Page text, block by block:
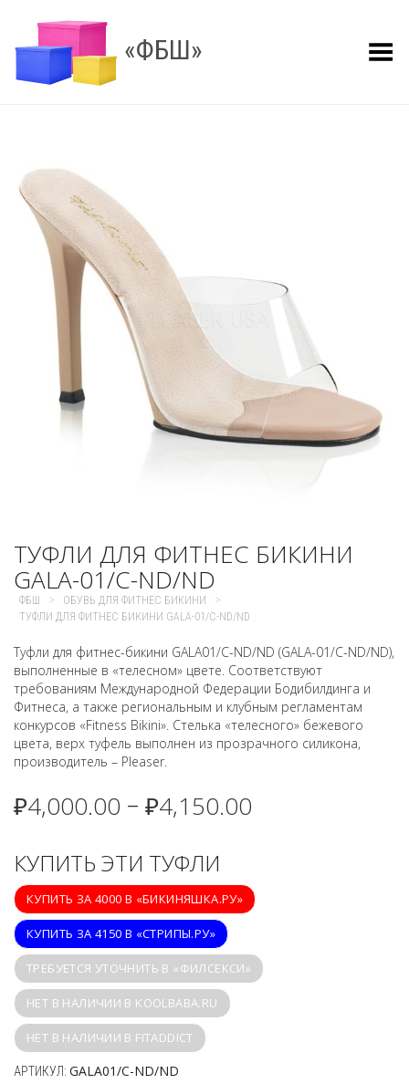
«ФБШ» Показать меню
ТУФЛИ ДЛЯ ФИТНЕС БИКИНИ
GALA-01/C-ND/ND
ФБШ > ОБУВЬ ДЛЯ ФИТНЕС БИКИНИ >
ТУФЛИ ДЛЯ ФИТНЕС БИКИНИ GALA-01/C-ND/ND
Туфли для фитнес-бикини GALA01/C-ND/ND (GALA-01/C-ND/ND),
выполненные в «телесном» цвете. Соответствуют
требованиям Международной Федерации Бодибилдинга и
Фитнеса, а также региональным и клубным регламентам
конкурсов «Fitness Bikini». Стелька «телесного» бежевого
цвета, верх туфель выполнен из прозрачного силикона,
производитель – Pleaser.
₽4,000.00 – ₽4,150.00
КУПИТЬ ЭТИ ТУФЛИ
КУПИТЬ ЗА 4000 В «БИКИНЯШКА.РУ»
КУПИТЬ ЗА 4150 В «СТРИПЫ.РУ»
ТРЕБУЕТСЯ УТОЧНИТЬ В «ФИЛСЕКСИ»
НЕТ В НАЛИЧИИ В KOOLBABA.RU
НЕТ В НАЛИЧИИ В FITADDICT
АРТИКУЛ: GALA01/C-ND/ND